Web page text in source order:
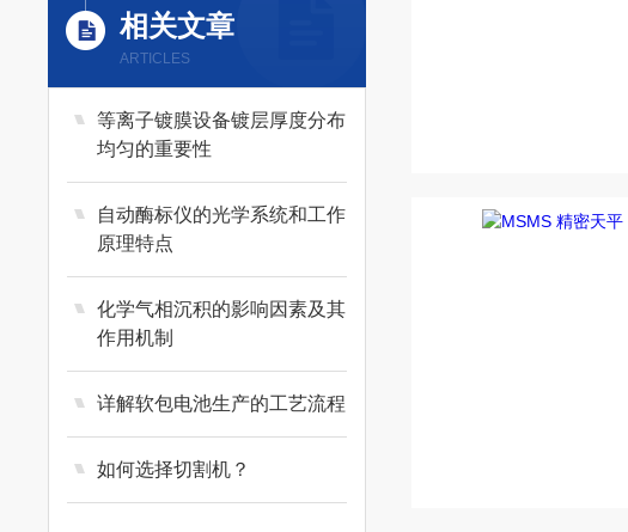
相关文章
ARTICLES
等离子镀膜设备镀层厚度分布
均匀的重要性
自动酶标仪的光学系统和工作
原理特点
化学气相沉积的影响因素及其
作用机制
详解软包电池生产的工艺流程
如何选择切割机？